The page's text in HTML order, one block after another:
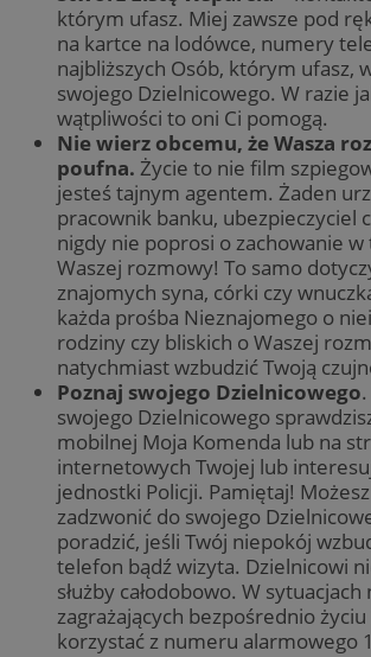
którym ufasz. Miej zawsze pod
na kartce na lodówce, numery
najbliższych Osób, którym ufasz,
swojego Dzielnicowego. W razie
wątpliwości to oni Ci pomogą.
Nie wierz obcemu, że Wasza
poufna. Życie to nie film
jesteś tajnym agentem. Żaden
pracownik banku, ubezpieczyciel
nigdy nie poprosi o zachowanie
Waszej rozmowy! To samo
znajomych syna, córki czy
każda prośba Nieznajomego o
rodziny czy bliskich o Waszej
natychmiast wzbudzić Twoją
Poznaj swojego Dzielnicowego
swojego Dzielnicowego
mobilnej Moja Komenda lub na
internetowych Twojej lub
jednostki Policji. Pamiętaj!
zadzwonić do swojego
poradzić, jeśli Twój niepokój
telefon bądź wizyta. Dzielnicowi
służby całodobowo. W sytuacjach
zagrażających bezpośrednio
korzystać z numeru alarmowego